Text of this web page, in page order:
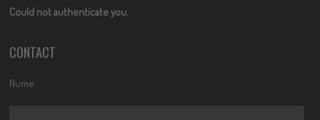
Could not authenticate you.
CONTACT
Nume: